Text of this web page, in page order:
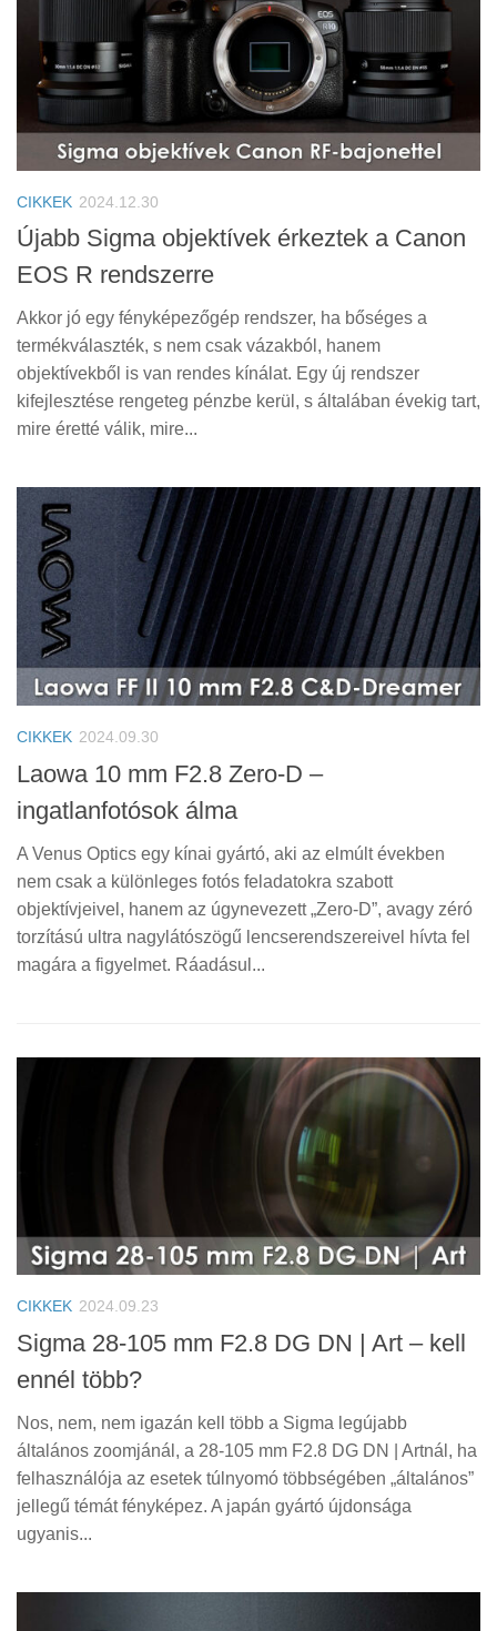
CIKKEK 2024.12.30
Újabb Sigma objektívek érkeztek a Canon
EOS R rendszerre
Akkor jó egy fényképezőgép rendszer, ha bőséges a
termékválaszték, s nem csak vázakból, hanem
objektívekből is van rendes kínálat. Egy új rendszer
kifejlesztése rengeteg pénzbe kerül, s általában évekig tart,
mire éretté válik, mire...
CIKKEK 2024.09.30
Laowa 10 mm F2.8 Zero-D –
ingatlanfotósok álma
A Venus Optics egy kínai gyártó, aki az elmúlt években
nem csak a különleges fotós feladatokra szabott
objektívjeivel, hanem az úgynevezett „Zero-D”, avagy zéró
torzítású ultra nagylátószögű lencserendszereivel hívta fel
magára a figyelmet. Ráadásul...
CIKKEK 2024.09.23
Sigma 28-105 mm F2.8 DG DN | Art – kell
ennél több?
Nos, nem, nem igazán kell több a Sigma legújabb
általános zoomjánál, a 28-105 mm F2.8 DG DN | Artnál, ha
felhasználója az esetek túlnyomó többségében „általános”
jellegű témát fényképez. A japán gyártó újdonsága
ugyanis...